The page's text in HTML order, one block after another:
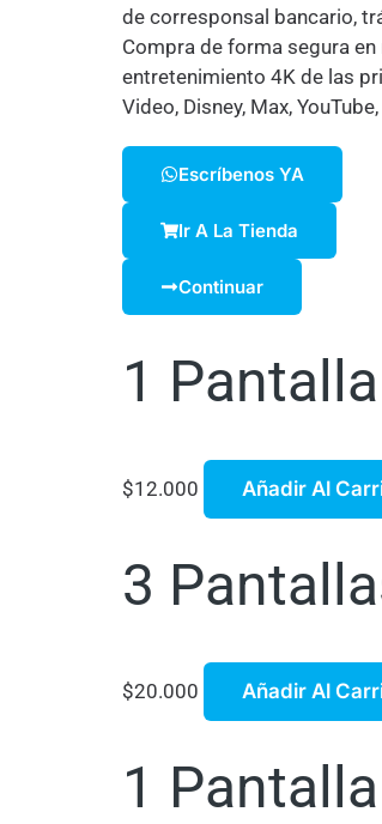
de corresponsal bancario,
Compra de forma segura
entretenimiento 4K de las
Video, Disney, Max,
Escríbenos YA
Ir A La Tienda
Continuar
1
$12.000 Añadir Al
3
$20.000 Añadir Al
1